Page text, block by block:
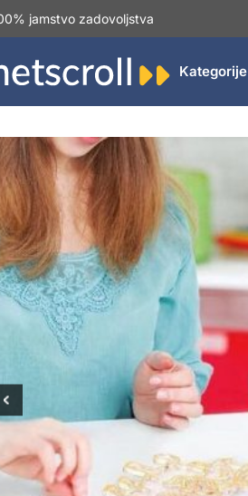
jamstvo zadovoljstva
Kategorije